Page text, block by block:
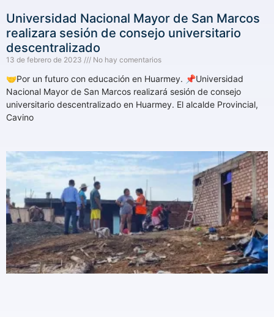
Universidad Nacional Mayor de San Marcos
realizara sesión de consejo universitario
descentralizado
13 de febrero de 2023 No hay comentarios
🤝Por un futuro con educación en Huarmey. 📌Universidad
Nacional Mayor de San Marcos realizará sesión de consejo
universitario descentralizado en Huarmey. El alcalde Provincial,
Cavino